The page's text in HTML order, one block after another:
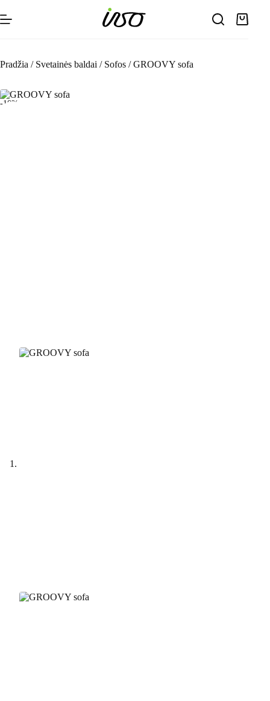
to
content
Pradžia / Svetainės baldai / Sofos / GROOVY sofa
-10%